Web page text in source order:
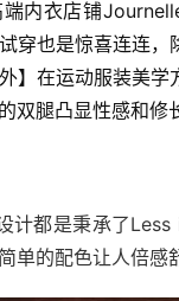
内衣店铺
穿也是惊喜连连，
】在运动服装美学
双腿凸显性感和修
计都是秉承了
单的配色让人倍感